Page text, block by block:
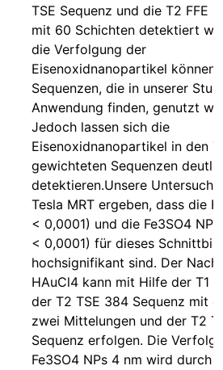
TSE Sequenz und die T2 FFE
mit 60 Schichten detektiert
die Verfolgung der
Eisenoxidnanopartikel können
Sequenzen, die in unserer
Anwendung finden, genutzt
Jedoch lassen sich die
Eisenoxidnanopartikel in den
gewichteten Sequenzen
detektieren.Unsere
Tesla MRT ergeben, dass die
< 0,0001) und die Fe3SO4
< 0,0001) für dieses
hochsignifikant sind. Der
HAuCl4 kann mit Hilfe der T1
der T2 TSE 384 Sequenz mit
zwei Mittelungen und der T2
Sequenz erfolgen. Die
Fe3SO4 NPs 4 nm wird durch